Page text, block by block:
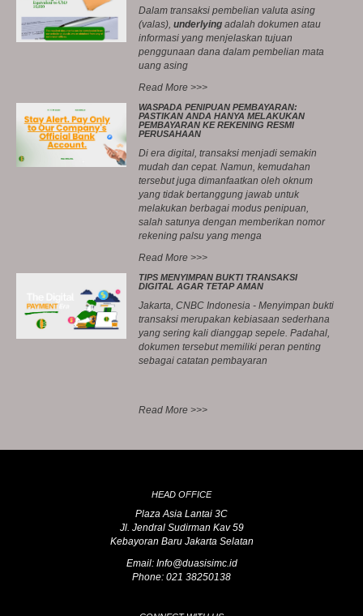
Dalam transaksi pembelian valuta asing
(valas), underlyingadalah dokumen atau
informasi yang menjelaskan tujuan
penggunaan dana dalam pembelian mata
uang asing
Read More >>>
WASPADA PENIPUAN PEMBAYARAN:
PASTIKAN ANDA HANYA MELAKUKAN
PEMBAYARAN KE REKENING RESMI
PERUSAHAAN
Di era digital, transaksi menjadi semakin
mudah dan cepat. Namun, kemudahan
tersebut juga dimanfaatkan oleh oknum
yang tidak bertanggung jawab untuk
melakukan berbagai modus penipuan,
salah satunya dengan memberikan nomor
rekening palsu yang menga
Read More >>>
TIPS MENYIMPAN BUKTI TRANSAKSI
DIGITAL AGAR TETAP AMAN
Jakarta, CNBC Indonesia - Menyimpan bukti
transaksi merupakan kebiasaan sederhana
yang sering kali dianggap sepele. Padahal,
dokumen tersebut memiliki peran penting
sebagai catatan pembayaran
Read More >>>
HEAD OFFICE
Plaza Asia Lantai 3C
Jl. Jendral Sudirman Kav 59
Kebayoran Baru Jakarta Selatan
Email: Info@duasisimc.id
Phone: 021 38250138